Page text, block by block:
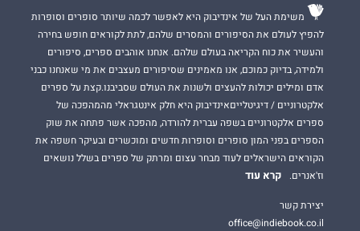
משימת העל של אינדיבוק היא לאפשר לכמה שיותר סופרים וסופרות
להפיץ לעולם את הסיפורים והמסרים שלהם, לתת לקוראים חופש בחירה
והעשיר את כוח הקריאה בעולם שלהם. אנחנו אוהבים ספרים, סיפורים
ולמידה, בדיוק כמוכם, אנו מאמינים שסיפורים מעצבים את מי שאנחנו כבני
אדם ומילים יכולות להעצים ולשנות את העולם שסביבנו.קצת על ספרים
אלקטרוניים / דיגיטלייםאינדיבוק היא חלק אינטגראלי מהמהפכה של
ספרים אלקטרוניים בשפה עברית להורדה, מהפכה אשר פתחה את שוק
הספרים בפני המון סופרים וסופרות חדשים ומוכשרים ובעיקר חשפה את
הקוראים הישראלים לעוד מבחר עצום ומרתק של ספרים בשלל נושאים
וז'אנרים.
קרא עוד
יצירת קשר
office@indiebook.co.il